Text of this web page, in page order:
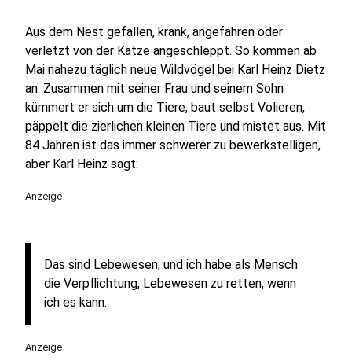
Aus dem Nest gefallen, krank, angefahren oder
verletzt von der Katze angeschleppt. So kommen ab
Mai nahezu täglich neue Wildvögel bei Karl Heinz Dietz
an. Zusammen mit seiner Frau und seinem Sohn
kümmert er sich um die Tiere, baut selbst Volieren,
päppelt die zierlichen kleinen Tiere und mistet aus. Mit
84 Jahren ist das immer schwerer zu bewerkstelligen,
aber Karl Heinz sagt:
Anzeige
Das sind Lebewesen, und ich habe als Mensch
die Verpflichtung, Lebewesen zu retten, wenn
ich es kann.
Anzeige